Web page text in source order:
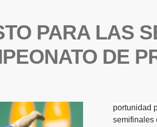
PARA LAS
DE
portunidad
semifinales